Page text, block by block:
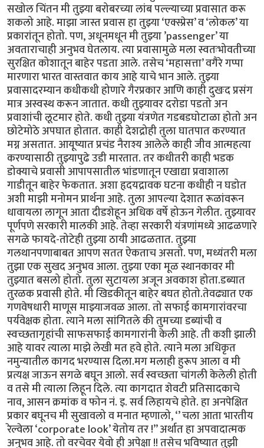
सखोल चिंतन मी तुझ्या बरोबरच्या लांब पल्ल्याच्या प्रवासात करू
शकलो आहे. माझा जास्त प्रवास हा तुझ्या ‘एक्स्प्रेस’ व ‘लोकल’ या
प्रकारांतून होतो. पण, अधूनमधून मी तुझ्या ’passenger’ या
अवताराचाही अनुभव घेतलाय. त्या प्रवासामुळे मला स्वतःभोवतीच्या
सुरक्षित कोशातून बाहेर पडता आले. तसेच ‘महासत्ता’ वगैरे गप्पा
मारणारा भारत वास्तवात काय आहे याचे भान आले. तुझ्या
प्रवासादरम्यान कधीकधी होणारे गैरप्रकार आणि काही दुखःद प्रसंग
मात्र अस्वस्थ करून जातात. कधी तुझ्यावर दरोडा पडतो अन
प्रवाशांची लूटमार होते. कधी तुझ्या यंत्रणेत गडबडघोटाळा होतो अन
छोटेमोठे अपघात होतात. काही देशद्रोही तुला घातपात करण्यात
मग्न असतात. आयूष्यात प्रचंड नैराश्य आलेले काही जीव आत्महत्या
करण्यासाठी तुझ्यापुढे उडी मारतात. तर कधीतरी काही भडक
डोक्याचे प्रवासी आपापसातील भांडणातून एखाद्या प्रवाशाला
गाडीतून बाहेर फेकतात. अशा हृदयद्रावक घटना कधीही न घडोत
अशी माझी मनोमन प्रार्थना आहे. तुला आपल्या देशात रूळांवरून
धावायला लागून आता दीडशेहून अधिक वर्षे होऊन गेलीत. तुझ्यावर
पूर्णपणे सरकारी मालकी आहे. तेव्हा सरकारी यंत्रणांमध्ये आढळणारे
सगळे फायदे-तोटेही तुझ्या ठायी आढळतात. तुझ्या
गलथानपणाबाबत आपण सतत ऐकताच असतो. पण, मध्यंतरी मला
तुझा एक सुखद अनुभव आला. तुझ्या एका मूळ स्थानकावर मी
तुझ्यात बसलो होतो. तुला सुटायला अजून अवकाश होता.डब्यात
तुरळक प्रवासी होते. मी खिडकीतून बाहेर बघत होतो.तेवढ्यात एक
गणवेषधारी माणूस माझ्याजवळ आला. तो सफाई कामगारांवरचा
पर्यवेक्षक होता. त्याने मला सांगितले की तुमच्या डब्यांची व
स्वच्छतागृहांची साफसफाई कामगारांनी केली आहे. ती कशी झाली
आहे यावर त्याला माझे लेखी मत हवे होते. त्याने मला अधिकृत
नमुन्यातील कागद भरण्यास दिला.मग मलाही हुरूप आला व मी
प्रत्यक्ष जाऊन सगळे बघून आलो. सर्व स्वच्छता चांगली केलेली होती
व तसे मी त्याला लिहून दिले. त्या कागदात शेवटी प्रतिसादकाचे
नाव, आसन क्रमांक व फोन नं. इ. सर्व लिहायचे होते. हा अनपेक्षित
प्रकार बघूनच मी सुखावलो व मनात म्हणालो, ‘’ चला आता भारतीय
रेल्वेला ‘corporate look’ येतोय तर !” अर्थात हा अपवादात्मक
अनुभव आहे. तो वरचेवर येवो ही अपेक्षा !! तसेच भविष्यात तुझी